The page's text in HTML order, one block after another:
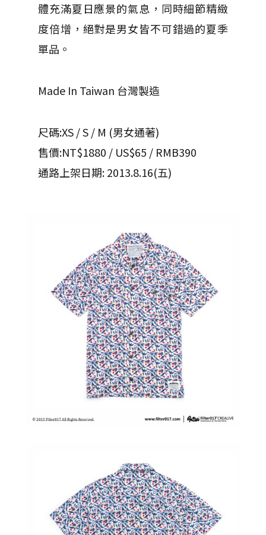
體充滿夏日應景的氣息，同時細節精緻
度倍增，絕對是男女皆不可錯過的夏季
單品。
Made In Taiwan 台灣製造
尺碼:XS / S / M (男女通著)
售價:NT$1880 / US$65 / RMB390
通路上架日期: 2013.8.16(五)